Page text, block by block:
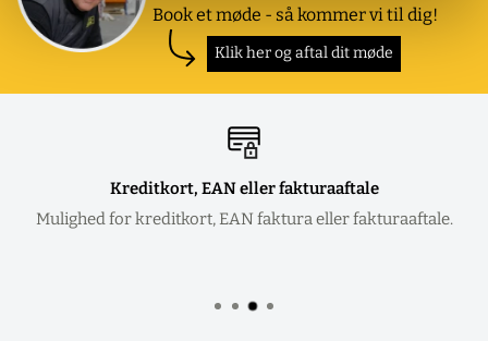
Book et møde - så kommer vi til dig!
Klik her og aftal dit møde
Kreditkort, EAN eller fakturaaftale
Mulighed for kreditkort, EAN faktura eller fakturaaftale.